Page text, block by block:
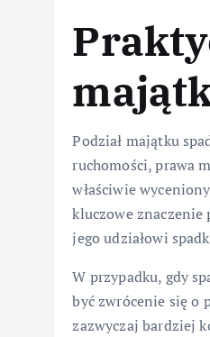
Podział majątku
ruchomości, prawa
właściwie
kluczowe znaczenie
jego udziałowi
W przypadku, gdy
być zwrócenie się o
zazwyczaj bardziej